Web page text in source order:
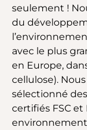
seulement !
du
avec le plus
en Europe,
cellulose).
sélectionné
certifiés FSC et